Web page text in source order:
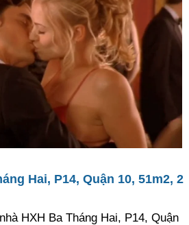
Hai, P14, Quận 10, 51m2, 2
HXH Ba Tháng Hai, P14, Quận